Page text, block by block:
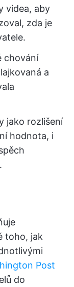
videa, aby
zda je
chování
a
jako rozlišení
hodnota, i
toho, jak
Post
do